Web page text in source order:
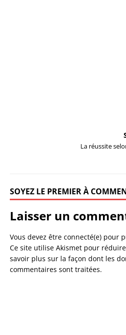
La réussite
SOYEZ LE PREMIER À
Laisser un
Vous devez être connecté(e) pour
Ce site utilise Akismet pour
savoir plus sur la façon dont les
commentaires sont traitées.